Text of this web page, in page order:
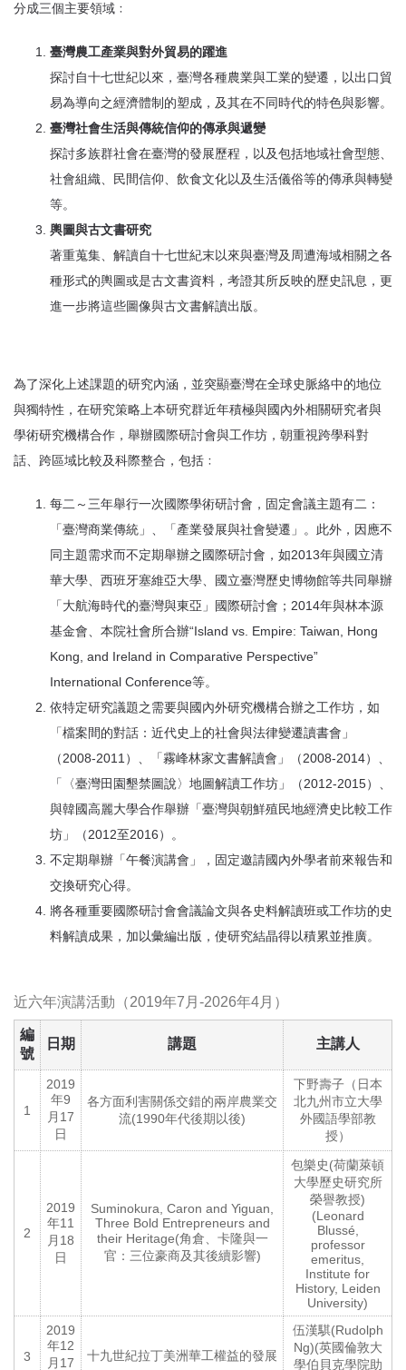
分成三個主要領域﹕
臺灣農工產業與對外貿易的躍進
探討自十七世紀以來，臺灣各種農業與工業的變遷，以出口貿
易為導向之經濟體制的塑成，及其在不同時代的特色與影響。
臺灣社會生活與傳統信仰的傳承與遞變
探討多族群社會在臺灣的發展歷程，以及包括地域社會型態、
社會組織、民間信仰、飲食文化以及生活儀俗等的傳承與轉變
等。
輿圖與古文書研究
著重蒐集、解讀自十七世紀末以來與臺灣及周遭海域相關之各
種形式的輿圖或是古文書資料，考證其所反映的歷史訊息，更
進一步將這些圖像與古文書解讀出版。
為了深化上述課題的研究內涵，並突顯臺灣在全球史脈絡中的地位
與獨特性，在研究策略上本研究群近年積極與國內外相關研究者與
學術研究機構合作，舉辦國際研討會與工作坊，朝重視跨學科對
話、跨區域比較及科際整合，包括﹕
每二～三年舉行一次國際學術研討會，固定會議主題有二：
「臺灣商業傳統」、「產業發展與社會變遷」。此外，因應不
同主題需求而不定期舉辦之國際研討會，如2013年與國立清
華大學、西班牙塞維亞大學、國立臺灣歷史博物館等共同舉辦
「大航海時代的臺灣與東亞」國際研討會；2014年與林本源
基金會、本院社會所合辦“Island vs. Empire: Taiwan, Hong
Kong, and Ireland in Comparative Perspective”
International Conference等。
依特定研究議題之需要與國內外研究機構合辦之工作坊，如
「檔案間的對話：近代史上的社會與法律變遷讀書會」
（2008-2011）、「霧峰林家文書解讀會」（2008-2014）、
「〈臺灣田園墾禁圖說〉地圖解讀工作坊」（2012-2015）、
與韓國高麗大學合作舉辦「臺灣與朝鮮殖民地經濟史比較工作
坊」（2012至2016）。
不定期舉辦「午餐演講會」，固定邀請國內外學者前來報告和
交換研究心得。
將各種重要國際研討會會議論文與各史料解讀班或工作坊的史
料解讀成果，加以彙編出版，使研究結晶得以積累並推廣。
近六年演講活動（2019年7月-2026年4月）
編
號
日期 講題 主講人
1
2019
年9
月17
日
各方面利害關係交錯的兩岸農業交
流(1990年代後期以後)
下野壽子（日本
北九州市立大學
外國語學部教
授）
2
2019
年11
月18
日
Suminokura, Caron and Yiguan,
Three Bold Entrepreneurs and
their Heritage(角倉、卡隆與一
官：三位豪商及其後續影響)
包樂史(荷蘭萊頓
大學歷史研究所
榮譽教授)
(Leonard
Blussé,
professor
emeritus,
Institute for
History, Leiden
University)
3
2019
年12
月17
十九世紀拉丁美洲華工權益的發展
伍漢騏(Rudolph
Ng)(英國倫敦大
學伯貝克學院助